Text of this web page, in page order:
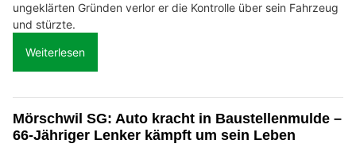
ungeklärten Gründen verlor er die Kontrolle über sein Fahrzeug
und stürzte.
Weiterlesen
Mörschwil SG: Auto kracht in Baustellenmulde –
66-Jähriger Lenker kämpft um sein Leben